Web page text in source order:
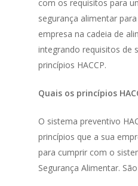
com os requisitos para
segurança alimentar
empresa na cadeia de
integrando requisitos de
princípios HACCP.
Quais os princípios
O sistema preventivo
princípios que a sua
para cumprir com o
Segurança Alimentar.